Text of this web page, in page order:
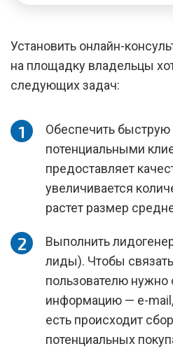
Установить онлайн-
на площадку владельцы
следующих задач:
Обеспечить быструю
потенциальными
предоставляет
увеличивается
растет размер
Выполнить
лиды). Чтобы
пользователю нужно
информацию — e-
есть происходит
потенциальных